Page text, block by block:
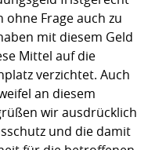
Frage auch zu
mit diesem Geld
Mittel auf die
verzichtet. Auch
an diesem
wir ausdrücklich
und die damit